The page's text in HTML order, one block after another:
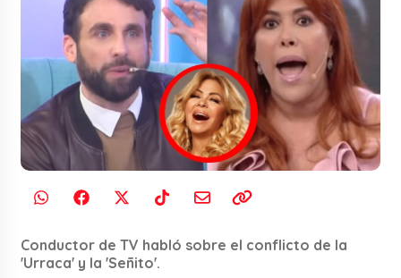
Conductor de TV habló sobre el conflicto de la
'Urraca' y la 'Señito'.